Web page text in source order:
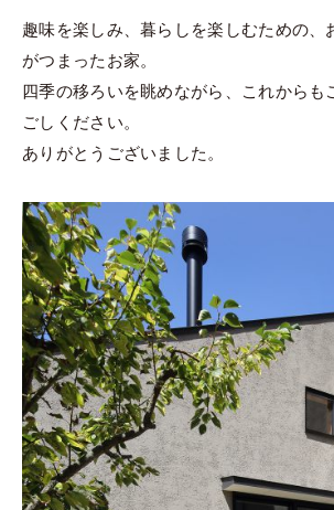
趣味を楽しみ、暮らしを楽しむための、
がつまったお家。
四季の移ろいを眺めながら、これからも
ごしください。
ありがとうございました。